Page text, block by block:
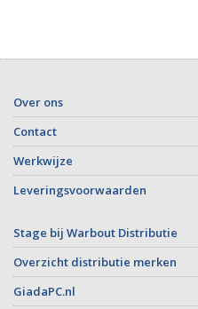
Over ons
Contact
Werkwijze
Leveringsvoorwaarden
Stage bij Warbout Distributie
Overzicht distributie merken
GiadaPC.nl